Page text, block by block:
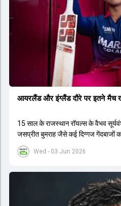
Wed - 03 Jun 2026
आयरलैंड और इंग्लैंड दौरे पर इतने मैच
15 साल के राजस्थान रॉयल्स के वैभव
जसप्रीत बुमराह जैसे कई द‍िग्गज गेंदबाजों
जवाब द‍िया.